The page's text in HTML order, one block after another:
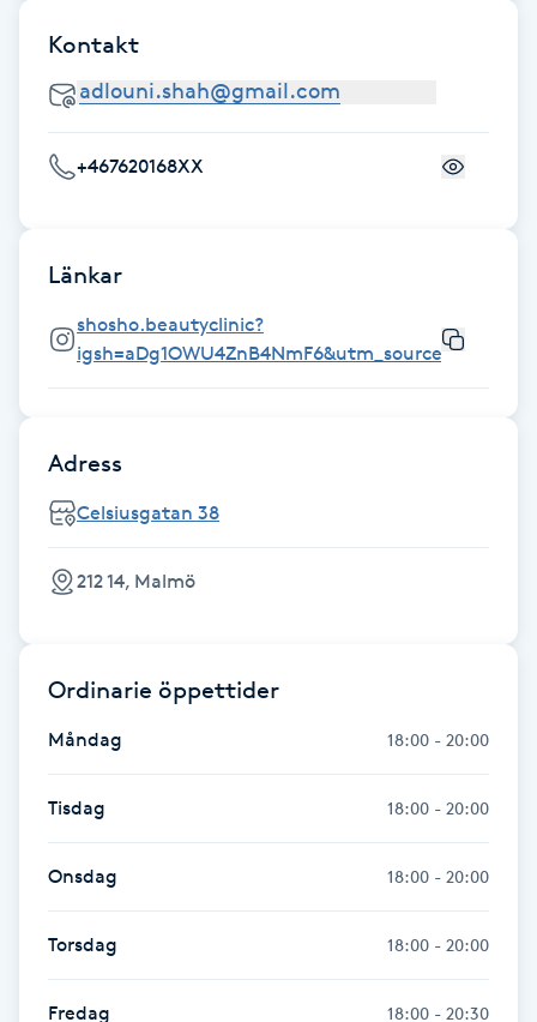
Face framing
Faceliftmassage
Fet hårbotten
Fibromassage
Fillers
Fransar
Fransförlängning Megavolym
Kontakt
+467620168XX
Länkar
shosho.beautyclinic?
igsh=aDg1OWU4ZnB4NmF6&utm_source=qr
Adress
Celsiusgatan 38
212 14, Malmö
Ordinarie öppettider
Måndag 18:00 - 20:00
Tisdag 18:00 - 20:00
Onsdag 18:00 - 20:00
Torsdag 18:00 - 20:00
Fredag 18:00 - 20:30